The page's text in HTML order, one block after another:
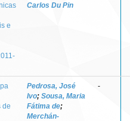
e
Carlos Du Pin
de
Pedrosa, José
Ivo; Sousa, Maria
Fátima de;
Merchán-
-